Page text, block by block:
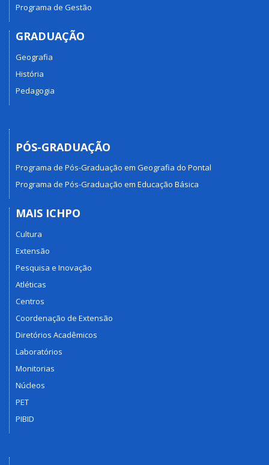
Programa de Gestão
GRADUAÇÃO
Geografia
História
Pedagogia
PÓS-GRADUAÇÃO
Programa de Pós-Graduação em Geografia do Pontal
Programa de Pós-Graduação em Educação Básica
MAIS ICHPO
Cultura
Extensão
Pesquisa e Inovação
Atléticas
Centros
Coordenação de Extensão
Diretórios Acadêmicos
Laboratórios
Monitorias
Núcleos
PET
PIBID